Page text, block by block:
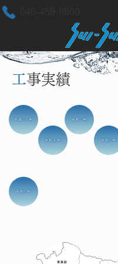
​工事実績
平成31年
令和元年
令和2年
令和3年
令和6年